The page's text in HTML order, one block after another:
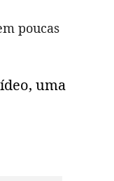
poucas
uma